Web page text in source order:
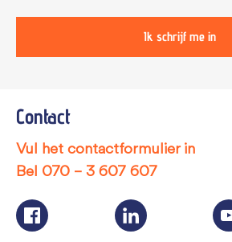
Contact
Vul het contactformulier in
Bel 070 – 3 607 607
Ik schrijf me in